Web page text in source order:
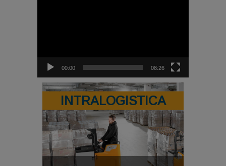
00:00 08:26
INTRALOGISTICA